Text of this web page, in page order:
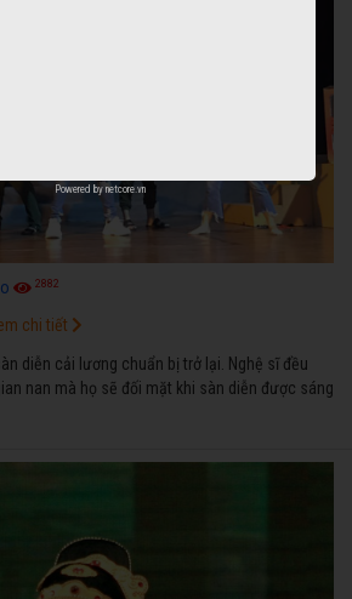
2882
diễn cải lương chuẩn bị trở lại. Nghệ sĩ đều
nan mà họ sẽ đối mặt khi sàn diễn được sáng
chi tiết
Powered by netcore.vn